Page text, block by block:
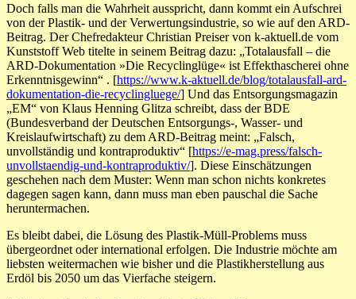
Doch falls man die Wahrheit ausspricht, dann kommt ein Aufschrei
von der Plastik- und der Verwertungsindustrie, so wie auf den ARD-
Beitrag. Der Chefredakteur Christian Preiser von k-aktuell.de vom
Kunststoff Web titelte in seinem Beitrag dazu: „Totalausfall – die
ARD-Dokumentation »Die Recyclinglüge« ist Effekthascherei ohne
Erkenntnisgewinn“ . [https://www.k-aktuell.de/blog/totalausfall-ard-
dokumentation-die-recyclingluege/] Und das Entsorgungsmagazin
„EM“ von Klaus Henning Glitza schreibt, dass der BDE
(Bundesverband der Deutschen Entsorgungs-, Wasser- und
Kreislaufwirtschaft) zu dem ARD-Beitrag meint: „Falsch,
unvollständig und kontraproduktiv“ [https://e-mag.press/falsch-
unvollstaendig-und-kontraproduktiv/]. Diese Einschätzungen
geschehen nach dem Muster: Wenn man schon nichts konkretes
dagegen sagen kann, dann muss man eben pauschal die Sache
heruntermachen.
Es bleibt dabei, die Lösung des Plastik-Müll-Problems muss
übergeordnet oder international erfolgen. Die Industrie möchte am
liebsten weitermachen wie bisher und die Plastikherstellung aus
Erdöl bis 2050 um das Vierfache steigern.